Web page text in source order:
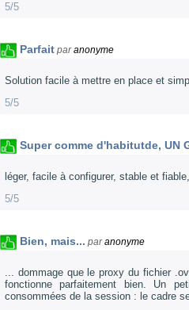
5/5
Parfait paranonyme
Solution facile à mettre en place et
5/5
Super comme d'habitutde, UN
léger, facile à configurer, stable et
5/5
Bien, mais... paranonyme
... dommage que le proxy du fichier
fonctionne parfaitement bien. Un
consommées de la session : le cadre